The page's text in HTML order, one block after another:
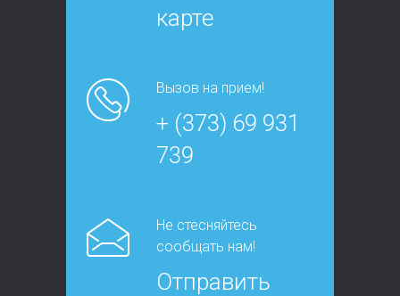
карте
Вызов на прием!
+ (373) 69 931
739
Не стесняйтесь
сообщать нам!
Отправить